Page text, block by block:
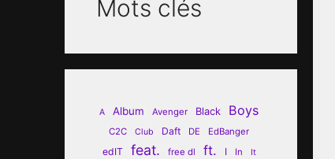
Mots clés
A Album Avenger Black Boys
C2C Club Daft DE EdBanger
edIT feat. free dl ft. I In It